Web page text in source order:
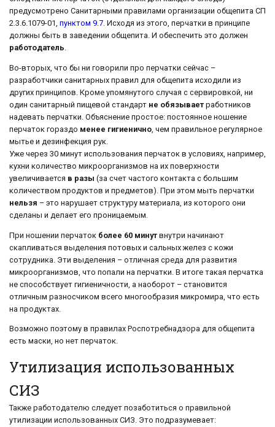
предусмотрено Санитарными правилами организации общепита СП
2.3.6.1079-01, пунктом 9.7 . Исходя из этого, перчатки в принципе
должны быть в заведении общепита. И обеспечить это должен
работодатель
Во-вторых, что бы ни говорили про перчатки сейчас –
разработчики санитарных правил для общепита исходили из
других принципов. Кроме упомянутого случая с сервировкой, ни
один санитарный пищевой стандарт не обязывает работников
надевать перчатки. Объяснение простое: постоянное ношение
перчаток гораздо менее гигиенично , чем правильное регулярное
мытье и дезинфекция рук.
Уже через 30 минут использования перчаток в условиях, например,
кухни количество микроорганизмов на их поверхности
увеличивается в разы (за счет частого контакта с большим
количеством продуктов и предметов). При этом мыть перчатки
нельзя – это нарушает структуру материала, из которого они
сделаны и делает его проницаемым.
При ношении перчаток более 60 минут внутри начинают
скапливаться выделения потовых и сальных желез с кожи
сотрудника. Эти выделения – отличная среда для развития
микроорганизмов, что попали на перчатки. В итоге такая перчатка
не способствует гигиеничности, а наоборот – становится
отличным разносчиком всего многообразия микромира, что есть
на продуктах.
Возможно поэтому в правилах Роспотребнадзора для общепита
есть маски, но нет перчаток.
Утилизация использованных
СИЗ
Также работодателю следует позаботиться о правильной
утилизации использованных СИЗ. Это подразумевает: